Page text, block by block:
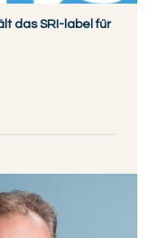
das SRI-label für